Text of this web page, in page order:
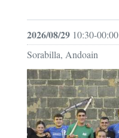
2026/08/29 10:30-00:00
Sorabilla, Andoain